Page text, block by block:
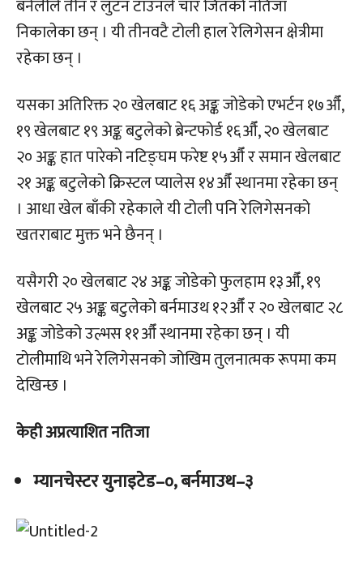
बर्नलीले तीन र लुटन टाउनले चार जितको नतिजा
निकालेका छन् । यी तीनवटै टोली हाल रेलिगेसन क्षेत्रीमा
रहेका छन् ।
यसका अतिरिक्त २० खेलबाट १६ अङ्क जोडेको एभर्टन १७औँ,
१९ खेलबाट १९ अङ्क बटुलेको ब्रेन्टफोर्ड १६औँ, २० खेलबाट
२० अङ्क हात पारेको नटिङ्घम फरेष्ट १५औँ र समान खेलबाट
२१ अङ्क बटुलेको क्रिस्टल प्यालेस १४औँ स्थानमा रहेका छन्
। आधा खेल बाँकी रहेकाले यी टोली पनि रेलिगेसनको
खतराबाट मुक्त भने छैनन् ।
यसैगरी २० खेलबाट २४ अङ्क जोडेको फुलहाम १३औँ, १९
खेलबाट २५ अङ्क बटुलेको बर्नमाउथ १२औँ र २० खेलबाट २८
अङ्क जोडेको उल्भस ११औँ स्थानमा रहेका छन् । यी
टोलीमाथि भने रेलिगेसनको जोखिम तुलनात्मक रूपमा कम
देखिन्छ ।
केही अप्रत्याशित नतिजा
म्यानचेस्टर युनाइटेड–०, बर्नमाउथ–३